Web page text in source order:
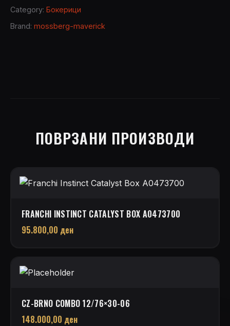
O/U
12
Category: Бокерици
Brand: mossberg-maverick
ПОВРЗАНИ ПРОИЗВОДИ
FRANCHI INSTINCT CATALYST BOX A0473700
95.800,00 ден
CZ-BRNO COMBO 12/76×30-06
148.000,00 ден